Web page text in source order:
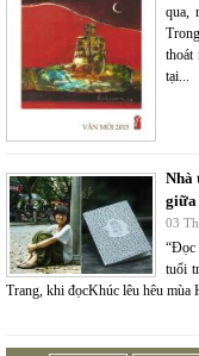
qua,
thoát
tại...
Nhà
03
“Đọc
tuổi
Trang, khi đọcKhúc lêu hêu mùa